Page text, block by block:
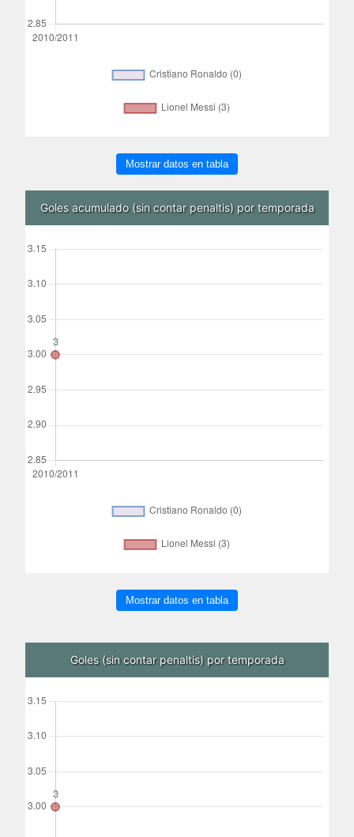
Mostrar datos en tabla
Goles acumulado (sin contar penaltis) por temporada
Mostrar datos en tabla
Goles (sin contar penaltis) por temporada